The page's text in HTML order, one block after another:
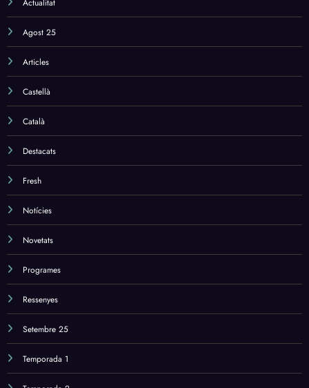
Actualitat
Agost 25
Articles
Castellà
Català
Destacats
Fresh
Notícies
Novetats
Programes
Ressenyes
Setembre 25
Temporada 1